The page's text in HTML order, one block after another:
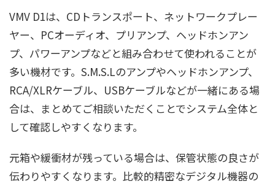
VMV D1は、CDトランスポート、ネットワークプレー
ヤー、PCオーディオ、プリアンプ、ヘッドホンアン
プ、パワーアンプなどと組み合わせて使われることが
多い機材です。S.M.S.Lのアンプやヘッドホンアンプ、
RCA/XLRケーブル、USBケーブルなどが一緒にある場
合は、まとめてご相談いただくことでシステム全体と
して確認しやすくなります。
元箱や緩衝材が残っている場合は、保管状態の良さが
伝わりやすくなります。比較的精密なデジタル機器の